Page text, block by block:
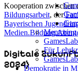
Mentoring
Für
Demokratie in
Kooperation zwischen
Bildungsarbeit, der
Bayerischen
Digitale
2024)